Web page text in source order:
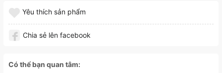
Yêu thích sản phẩm
Chia sẻ lên facebook
Có thể bạn quan tâm: